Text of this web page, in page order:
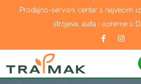
Prodajno-servisni centar s najvećim
strojeva, alata i opreme u